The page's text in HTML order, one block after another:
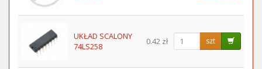
UKŁAD SCALONY
74LS258
0.42 zł szt